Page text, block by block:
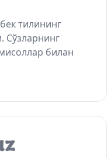
тилининг
Сўзларнинг
билан